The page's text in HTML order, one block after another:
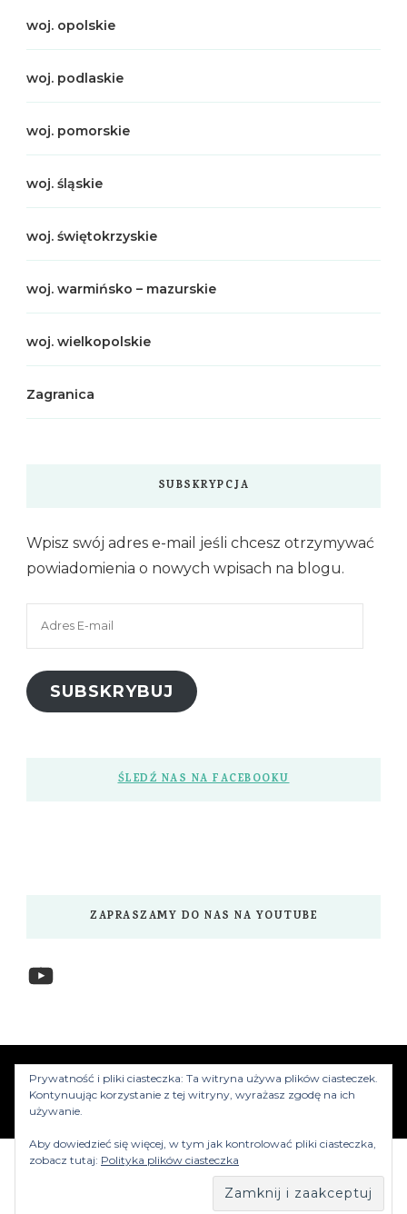
woj. opolskie
woj. podlaskie
woj. pomorskie
woj. śląskie
woj. świętokrzyskie
woj. warmińsko – mazurskie
woj. wielkopolskie
Zagranica
SUBSKRYPCJA
Wpisz swój adres e-mail jeśli chcesz otrzymywać
powiadomienia o nowych wpisach na blogu.
SUBSKRYBUJ
ŚLEDŹ NAS NA FACEBOOKU
ZAPRASZAMY DO NAS NA YOUTUBE
YouTube
www.myzwiedzamy.pl Vilva | Stworzony przez
Blossom Themes.Silnik:WordPress
Prywatność i pliki ciasteczka: Ta witryna używa plików ciasteczek.
Kontynuując korzystanie z tej witryny, wyrażasz zgodę na ich
używanie.
Aby dowiedzieć się więcej, w tym jak kontrolować pliki ciasteczka,
zobacz tutaj: Polityka plików ciasteczka